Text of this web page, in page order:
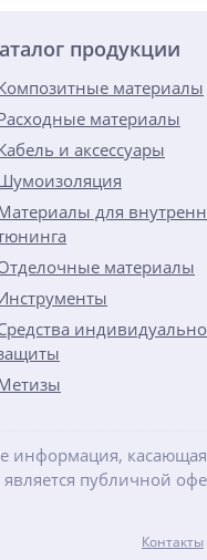
продукции
материалы
материалы
и аксессуары
для
материалы
информация,
публичной
Контакты